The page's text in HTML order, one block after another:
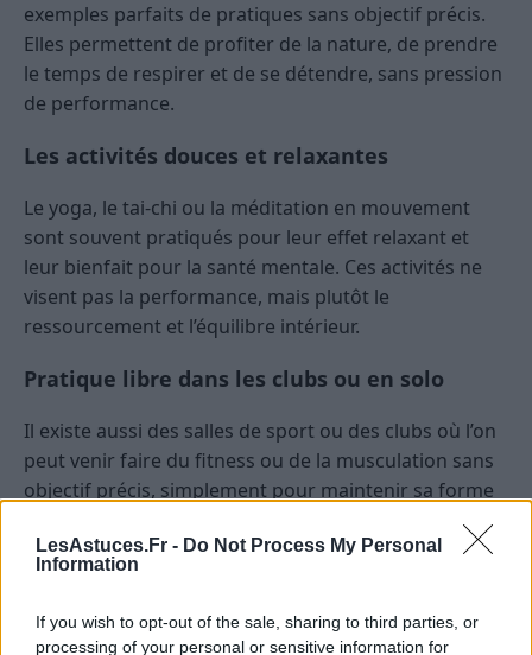
LesAstuces.Fr - Do Not Process My Personal
Information
If you wish to opt-out of the sale, sharing to third parties, or
processing of your personal or sensitive information for
exemples parfaits de pratiques sans objectif précis.
Elles permettent de profiter de la nature, de prendre
le temps de respirer et de se détendre, sans pression
de performance.
Les activités douces et relaxantes
Le yoga, le tai-chi ou la méditation en mouvement
sont souvent pratiqués pour leur effet relaxant et
leur bienfait pour la santé mentale. Ces activités ne
visent pas la performance, mais plutôt le
ressourcement et l’équilibre intérieur.
Pratique libre dans les clubs ou en solo
Il existe aussi des salles de sport ou des clubs où l’on
peut venir faire du fitness ou de la musculation sans
objectif précis, simplement pour maintenir sa forme
comme le vélo ou la natation en toute liberté s’inscrit
dans cette démarche.
Comment intégrer la pratique sans